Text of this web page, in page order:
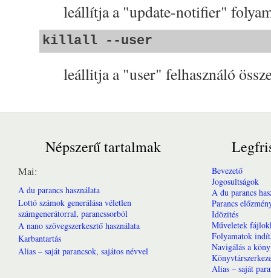
leállítja a "update-notifier"
killall --user
leállitja a "user" felhasználó
Népszerű tartalmak
Mai:
A du parancs használata
Lottó számok generálása véletlen
számgenerátorral, parancssorból
A nano szövegszerkesztő használata
Karbantartás
Alias – saját parancsok, sajátos névvel
Bevezető
Jogosultságok
A du parancs
Parancs
Idözités
Műveletek
Folyamatok
Navigálás a
Alias – saját